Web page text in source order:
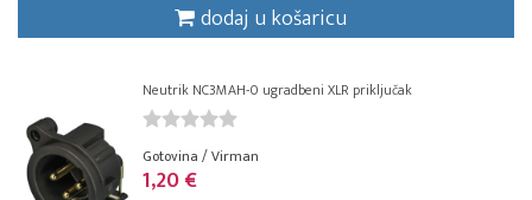
dodaj u košaricu
Neutrik NC3MAH-0 ugradbeni XLR priključak
Gotovina / Virman
1,20 €